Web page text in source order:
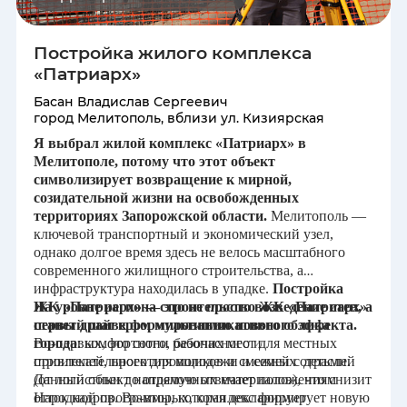
Республика Бурятия
Владимирская область
Волгоградская область
Вологодская область
Воронежская область
Донецкая Народная Республика
Еврейская автономная область
Постройка жилого комплекса
«Патриарх»
Басан Владислав Сергеевич
город Мелитополь, вблизи ул. Кизиярская
Я выбрал жилой комплекс «Патриарх» в
Мелитополе, потому что этот объект
символизирует возвращение к мирной,
созидательной жизни на освобожденных
территориях Запорожской области.Мелитополь —
ключевой транспортный и экономический узел,
однако долгое время здесь не велось масштабного
современного жилищного строительства, а
инфраструктура находилась в упадке. Постройка
ЖК «Патриарх» — это не просто возведение стен, а
первый шаг к формированию нового облика
города: комфортного, безопасного и
привлекательного для молодежи и семей с детьми.
Данный объект напрямую отвечает положениям
Народной программы, которая декларирует
На уровне региона строительство ЖК «Патриарх»
станет драйвером мультипликативного эффекта.
Во-первых, это сотни рабочих мест для местных
строителей, проектировщиков и смежных отраслей
(от логистики до отделочных материалов), что снизит
отток кадров. Во-вторых, комплекс формирует новую